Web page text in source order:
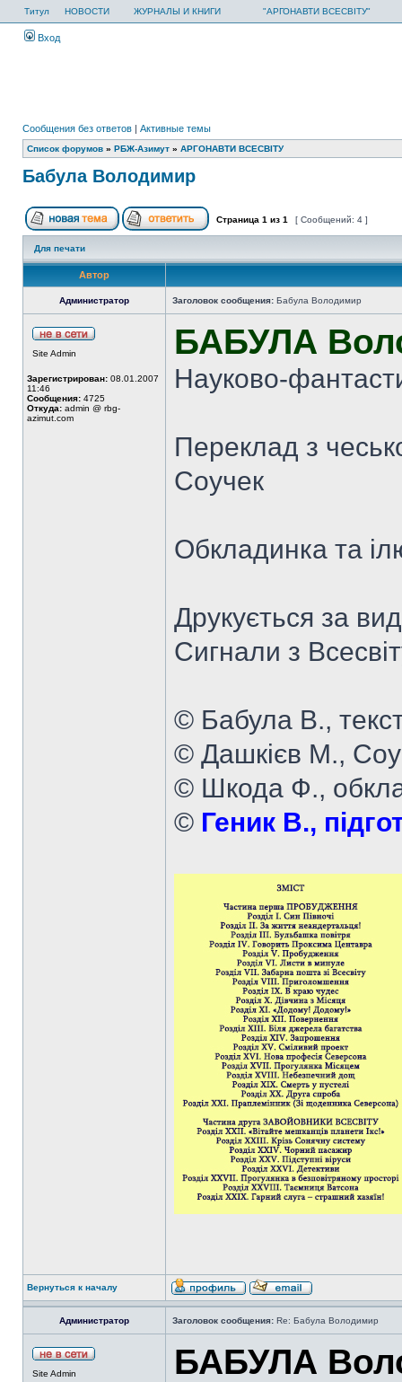
Титул НОВОСТИ ЖУРНАЛЫ И КНИГИ "АРГОНАВТИ ВСЕСВІТУ"
Вход
Сообщения без ответов | Активные темы
Список форумов » РБЖ-Азимут » АРГОНАВТИ ВСЕСВIТУ
Бабула Володимир
Страница 1 из 1 [ Сообщений: 4 ]
Для печати
Автор
Администратор Заголовок сообщения: Бабула Володимир
Site Admin
Зарегистрирован: 08.01.2007
11:46
Сообщения: 4725
Откуда: admin @ rbg-
azimut.com
БАБУЛА
Науково-
Переклад з
Соучек
Обкладинка та
Друкується за
Сигнали з
© Бабула В.,
© Дашкієв М.,
© Шкода Ф.,
© Геник В.,
Вернуться к началу
Администратор Заголовок сообщения: Re: Бабула Володимир
Site Admin БАБУЛА